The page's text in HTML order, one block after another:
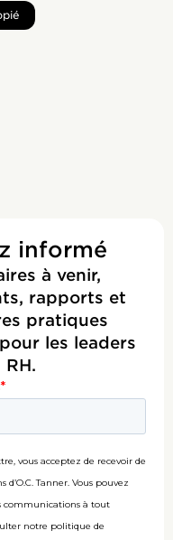
informé
à venir,
rapports et
pratiques
les leaders
RH.